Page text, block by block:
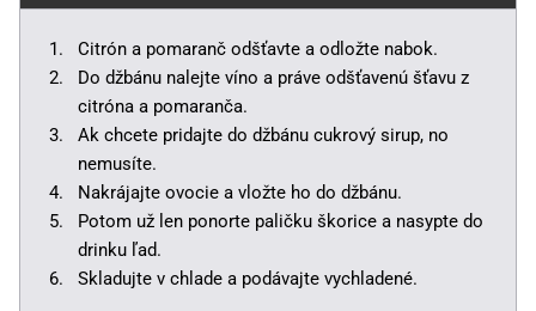
Citrón a pomaranč odšťavte a odložte nabok.
Do džbánu nalejte víno a práve odšťavenú šťavu z
citróna a pomaranča.
Ak chcete pridajte do džbánu cukrový sirup, no
nemusíte.
Nakrájajte ovocie a vložte ho do džbánu.
Potom už len ponorte paličku škorice a nasypte do
drinku ľad.
Skladujte v chlade a podávajte vychladené.